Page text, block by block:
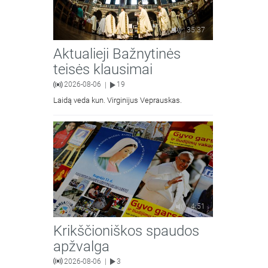
35:37
Aktualieji Bažnytinės
teisės klausimai
2026-08-06 19
Laidą veda kun. Virginijus Veprauskas.
4:51
Krikščioniškos spaudos
apžvalga
2026-08-06 3